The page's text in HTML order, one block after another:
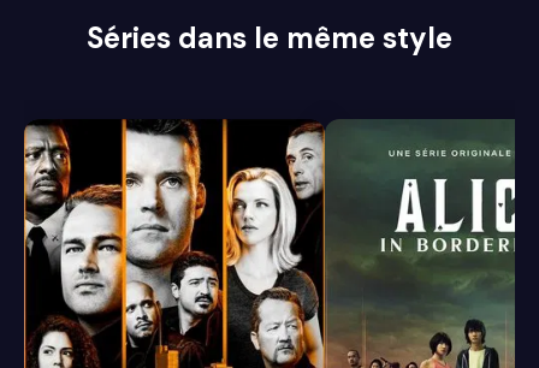
Séries dans le même style